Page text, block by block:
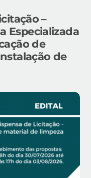
–
Especializada
de
de